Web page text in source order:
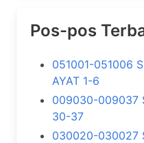
Pos-pos
051001-051006
AYAT 1-6
009030-009037
30-37
030020-030027